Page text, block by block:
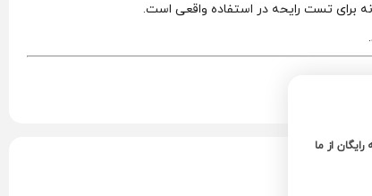
برای تست رایحه در استفاده واقعی است.
رایگان از ما